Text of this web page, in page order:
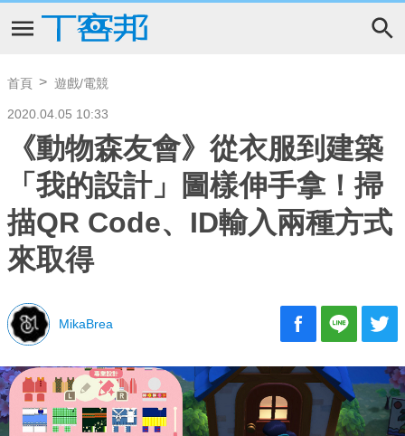
首頁 遊戲/電競
2020.04.05 10:33
《動物森友會》從衣服到建築
「我的設計」圖樣伸手拿！掃
描QR Code、ID輸入兩種方式
來取得
MikaBrea